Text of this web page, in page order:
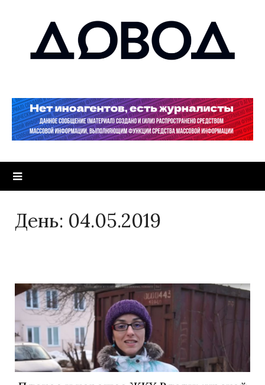
День: 04.05.2019